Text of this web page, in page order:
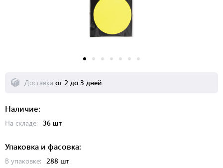
Наличие:
На складе: 36 шт
Упаковка и фасовка:
В упаковке:
288 шт
Доставка от 2 до 3 дней